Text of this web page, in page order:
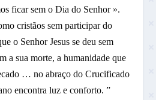
ficar sem o Dia do Senhor ».
cristãos sem participar do
o Senhor Jesus se deu sem
a sua morte, a humanidade que
… no abraço do Crucificado
encontra luz e conforto. ”